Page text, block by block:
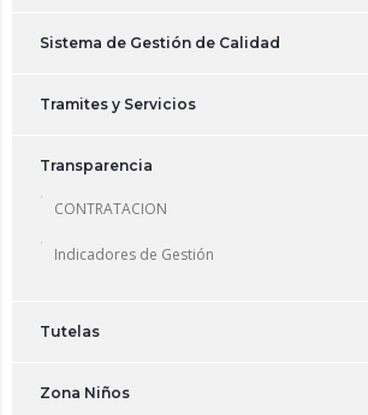
Sistema de Gestión de Calidad
Tramites y Servicios
Transparencia
CONTRATACION
Indicadores de Gestión
Tutelas
Zona Niños